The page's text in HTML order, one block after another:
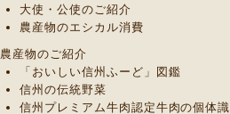
大使・公使のご紹介
農産物のエシカル消費
農産物のご紹介
「おいしい信州ふーど」図鑑
信州の伝統野菜
信州プレミアム牛肉認定牛肉の個体識